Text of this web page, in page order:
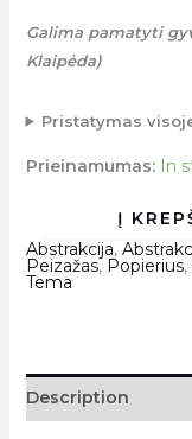
Galima pamatyti
Klaipėda)
Pristatymas
Prieinamumas: In
Abstrakcija,
Peizažas, Popierius,
Tema
Description